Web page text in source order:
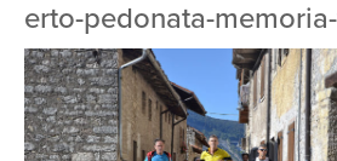
erto-pedonata-